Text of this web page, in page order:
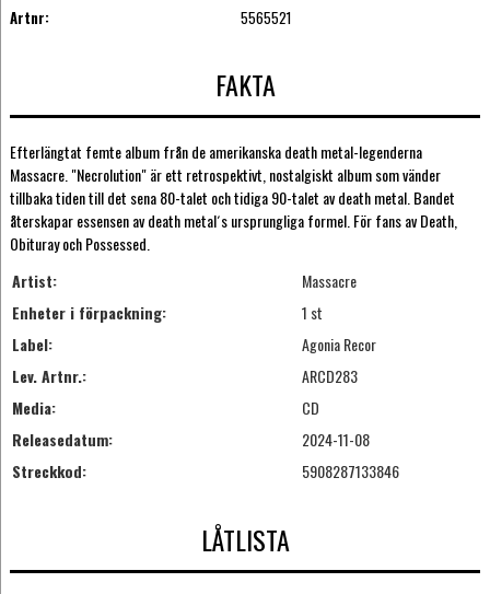
Artnr:
5565521
FAKTA
Efterlängtat femte album från de amerikanska death metal-legenderna
Massacre. "Necrolution" är ett retrospektivt, nostalgiskt album som vänder
tillbaka tiden till det sena 80-talet och tidiga 90-talet av death metal. Bandet
återskapar essensen av death metal´s ursprungliga formel. För fans av Death,
Obituray och Possessed.
Artist:
Massacre
Enheter i förpackning:
1 st
Label:
Agonia Recor
Lev. Artnr.:
ARCD283
Media:
CD
Releasedatum:
2024-11-08
Streckkod:
5908287133846
LÅTLISTA